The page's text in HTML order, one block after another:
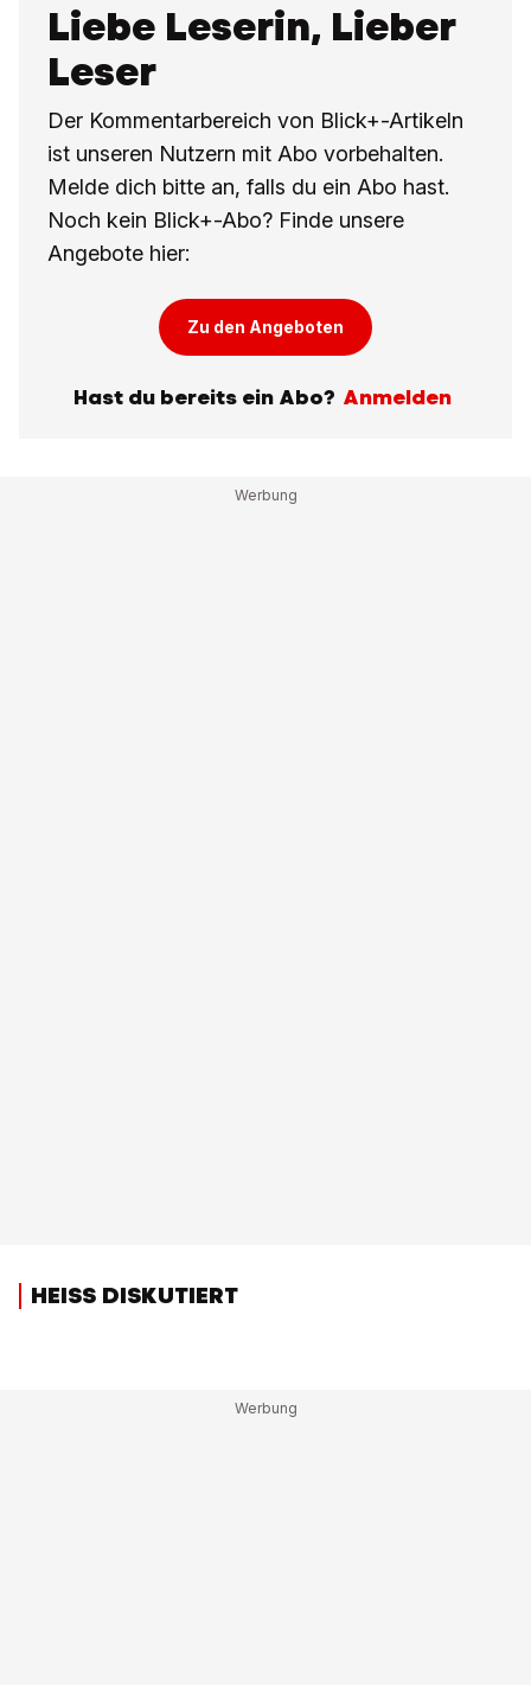
Liebe Leserin, Lieber
Leser
Der Kommentarbereich von Blick+-Artikeln
ist unseren Nutzern mit Abo vorbehalten.
Melde dich bitte an, falls du ein Abo hast.
Noch kein Blick+-Abo? Finde unsere
Angebote hier:
Zu den Angeboten
Hast du bereits ein Abo? Anmelden
HEISS DISKUTIERT